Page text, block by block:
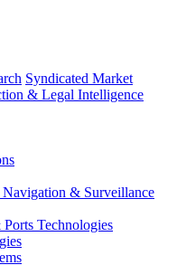
Syndicated Market
& Legal Intelligence
& Surveillance
Technologies